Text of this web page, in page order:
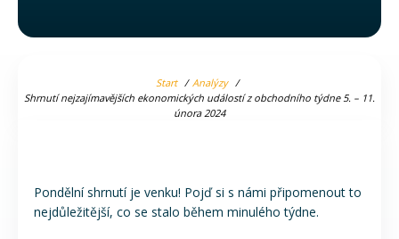
Start
Analýzy
Shrnutí nejzajímavějších ekonomických událostí z obchodního týdne 5. – 11.
února 2024
Pondělní shrnutí je venku! Pojď si s námi připomenout to
nejdůležitější, co se stalo během minulého týdne.